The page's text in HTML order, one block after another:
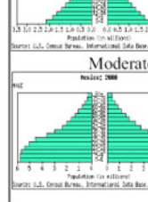
I MIEI PREFERITI
CALENDARIO